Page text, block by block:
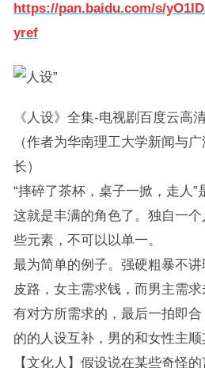
https://pan.baidu.com/s/
yref
《人设》全集-电视剧百度云高
（作者为华南理工大学新闻与
长）
“摔碎了茶杯，桌子一掀，走人”
这就是丰满的角色了。独自一
些元素，不可以以单一。
最为简单的例子。强硬粗暴不
皮路，女主需求钱，而男主需
有对方所需求的，最后一拍即
的的人设互补，男的和女性主顺
【文化人】假设说在某些奇怪